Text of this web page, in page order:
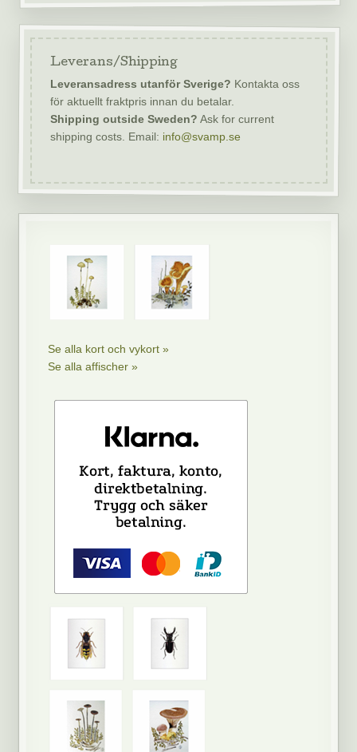
Leverans/Shipping
Leveransadress utanför Sverige? Kontakta oss
för aktuellt fraktpris innan du betalar.
Shipping outside Sweden? Ask for current
shipping costs. Email: info@svamp.se
Se alla kort och vykort »
Se alla affischer »